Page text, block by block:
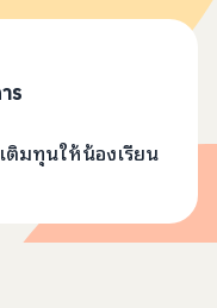
ร
ติมทุนให้น้องเรียน